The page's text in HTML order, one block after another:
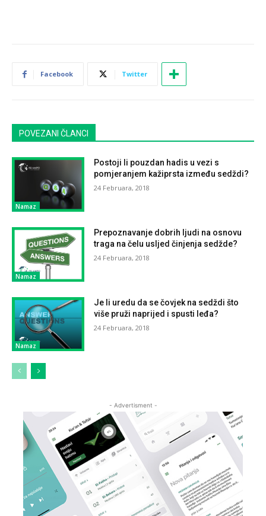
Facebook Twitter
POVEZANI ČLANCI
Namaz
Postoji li pouzdan hadis u vezi s
pomjeranjem kažiprsta između sedždi?
24 Februara, 2018
Namaz
Prepoznavanje dobrih ljudi na osnovu
traga na čelu usljed činjenja sedžde?
24 Februara, 2018
Namaz
Je li uredu da se čovjek na sedždi što
više pruži naprijed i spusti leđa?
24 Februara, 2018
- Advertisment -